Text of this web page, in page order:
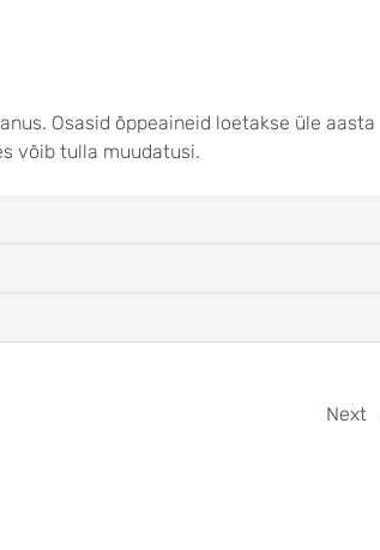
Osasid õppeaineid loetakse üle aasta
võib tulla muudatusi.
Next